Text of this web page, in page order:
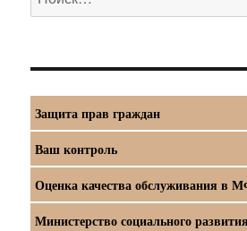
Защита прав граждан
Ваш контроль
Оценка качества обслуживания в
Министерство социального развития